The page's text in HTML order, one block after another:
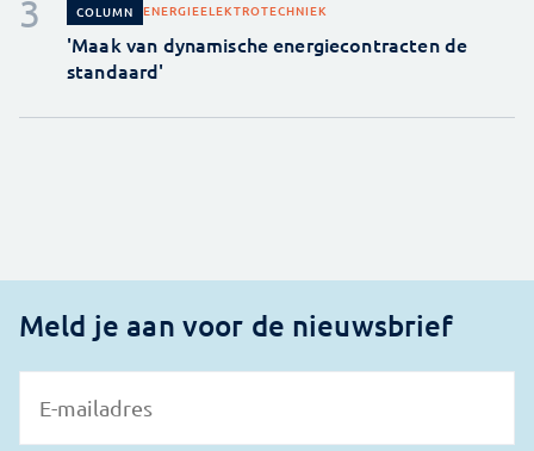
COLUMN ENERGIEELEKTROTECHNIEK
'Maak van dynamische energiecontracten de
standaard'
Meld je aan voor de nieuwsbrief